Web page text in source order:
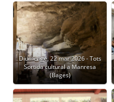
Diumenge, 22 mar 2026 - Tots
Sortida cultural a Manresa
(Bages)